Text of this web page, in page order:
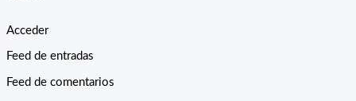
Acceder
Feed de entradas
Feed de comentarios